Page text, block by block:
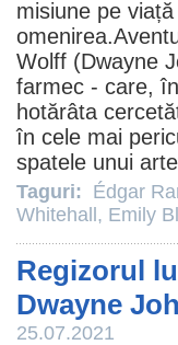
misiune pe
Wolff (Dwayne
farmec - care,
hotărâta
în cele mai
spatele unui
Taguri: Édgar
Whitehall , Emily
Regizorul
Dwayne
25.07.2021